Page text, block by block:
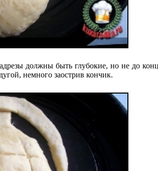
должны быть глубокие, но не до
немного заострив кончик.